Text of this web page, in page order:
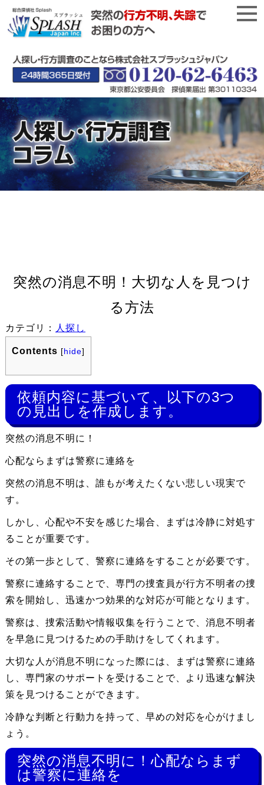
突然の消息不明！大切な人を見つけ
る方法
カテゴリ： 人探し
Contents [hide]
依頼内容に基づいて、以下の3つ
の見出しを作成します。
突然の消息不明に！
心配ならまずは警察に連絡を
突然の消息不明は、誰もが考えたくない悲しい現実で
す。
しかし、心配や不安を感じた場合、まずは冷静に対処す
ることが重要です。
その第一歩として、警察に連絡をすることが必要です。
警察に連絡することで、専門の捜査員が行方不明者の捜
索を開始し、迅速かつ効果的な対応が可能となります。
警察は、捜索活動や情報収集を行うことで、消息不明者
を早急に見つけるための手助けをしてくれます。
大切な人が消息不明になった際には、まずは警察に連絡
し、専門家のサポートを受けることで、より迅速な解決
策を見つけることができます。
冷静な判断と行動力を持って、早めの対応を心がけまし
ょう。
突然の消息不明に！心配ならまず
は警察に連絡を